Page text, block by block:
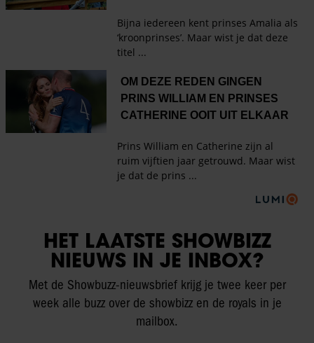
HET LAATSTE SHOWBIZZ
NIEUWS IN JE INBOX?
Met de Showbuzz-nieuwsbrief krijg je twee keer per
week alle buzz over de showbizz en de royals in je
mailbox.